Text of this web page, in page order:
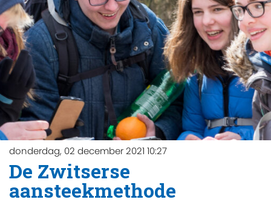
donderdag, 02 december 2021 10:27
De Zwitserse
aansteekmethode